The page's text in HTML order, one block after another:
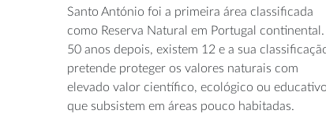
Santo António foi a primeira área classificada
como Reserva Natural em Portugal continental.
50 anos depois, existem 12 e a sua
pretende proteger os valores naturais com
elevado valor científico, ecológico ou educativo
que subsistem em áreas pouco habitadas.